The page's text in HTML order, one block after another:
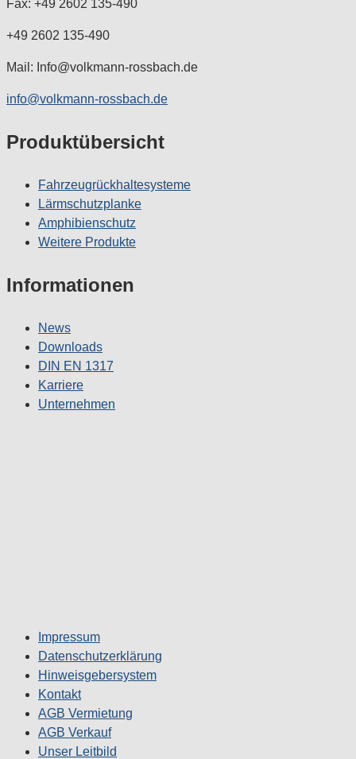
Fax: +49 2602 135-490
+49 2602 135-490
Mail: Info@volkmann-rossbach.de
info@volkmann-rossbach.de
Produktübersicht
Fahrzeugrückhaltesysteme
Lärmschutzplanke
Amphibienschutz
Weitere Produkte
Informationen
News
Downloads
DIN EN 1317
Karriere
Unternehmen
Impressum
Datenschutzerklärung
Hinweisgebersystem
Kontakt
AGB Vermietung
AGB Verkauf
Unser Leitbild